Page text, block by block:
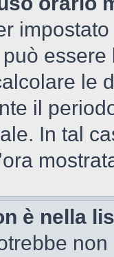
essere
le
il
In tal
è nella